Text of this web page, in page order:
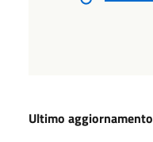
Ultimo aggiornamento